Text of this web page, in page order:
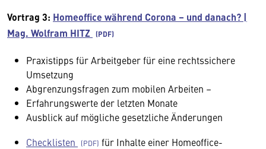
Vortrag 3: Homeoffice während Corona – und danach? |
Mag. Wolfram HITZ
Praxistipps für Arbeitgeber für eine rechtssichere
Umsetzung
Abgrenzungsfragen zum mobilen Arbeiten –
Erfahrungswerte der letzten Monate
Ausblick auf mögliche gesetzliche Änderungen
Checklisten
für Inhalte einer Homeoffice-